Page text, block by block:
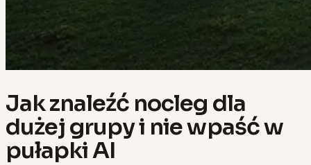
Jak znaleźć nocleg dla
dużej grupy i nie wpaść w
pułapki AI